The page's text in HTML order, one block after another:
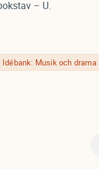
– U.
Idébank: Musik och drama